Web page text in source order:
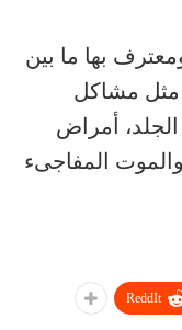
بها ما بين
مثل مشاكل
الجلد، أمراض
والموت المفاجىء
ReddIt